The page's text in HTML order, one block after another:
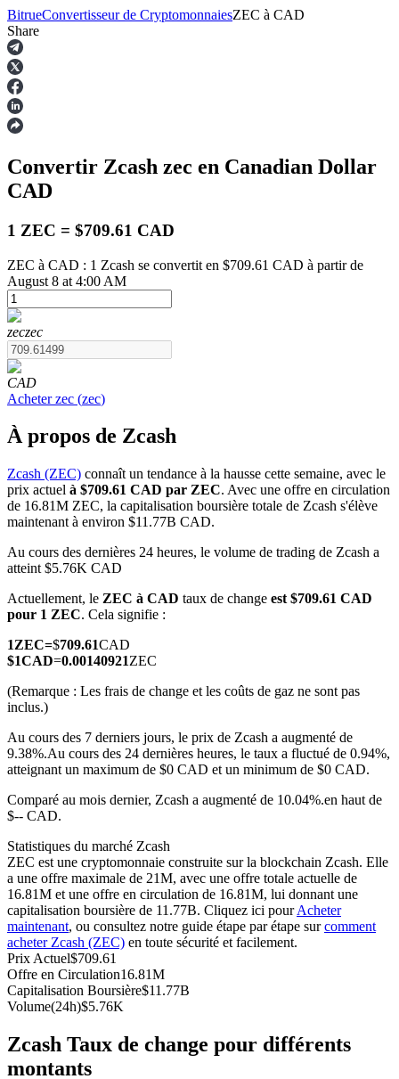
Contrats à terme
Futures USDT
Futures COIN-M
Contrats à terme sur crypto-monnaie
TradFi
Produits dérivés sur actions, forex, métaux précieux et matières
premières
Futures USDC
Futures utilisant l'USDC comme garantie
Rejoignez les meilleurs traders
BitrueConvertisseur de CryptomonnaiesZEC à CAD
Share
Convertir Zcash zec en Canadian Dollar
CAD
1 ZEC = $709.61 CAD
ZEC à CAD : 1 Zcash se convertit en $709.61 CAD à partir de
August 8 at 4:00 AM
zeczec
CAD
Acheter zec (zec)
À propos de Zcash
Zcash (ZEC) connaît un tendance à la hausse cette semaine, avec le
prix actuel à $709.61 CAD par ZEC. Avec une offre en circulation
de 16.81M ZEC, la capitalisation boursière totale de Zcash s'élève
maintenant à environ $11.77B CAD.
Au cours des dernières 24 heures, le volume de trading de Zcash a
atteint $5.76K CAD
Actuellement, le ZEC à CAD taux de change est $709.61 CAD
pour 1 ZEC. Cela signifie :
1ZEC=$709.61CAD
$1CAD=0.00140921ZEC
(Remarque : Les frais de change et les coûts de gaz ne sont pas
inclus.)
Au cours des 7 derniers jours, le prix de Zcash a augmenté de
9.38%.Au cours des 24 dernières heures, le taux a fluctué de 0.94%,
atteignant un maximum de $0 CAD et un minimum de $0 CAD.
Comparé au mois dernier, Zcash a augmenté de 10.04%.en haut de
$-- CAD.
Statistiques du marché Zcash
ZEC est une cryptomonnaie construite sur la blockchain Zcash. Elle
a une offre maximale de 21M, avec une offre totale actuelle de
16.81M et une offre en circulation de 16.81M, lui donnant une
capitalisation boursière de 11.77B. Cliquez ici pourAcheter
maintenant, ou consultez notre guide étape par étape surcomment
acheter Zcash (ZEC) en toute sécurité et facilement.
Prix Actuel$709.61
Offre en Circulation16.81M
Capitalisation Boursière$11.77B
Volume(24h)$5.76K
Zcash Taux de change pour différents
montants